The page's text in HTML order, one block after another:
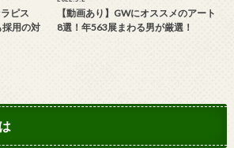
ピス
採用の対
【動画あり】GWにオススメのアート
8選！年563展まわる男が厳選！